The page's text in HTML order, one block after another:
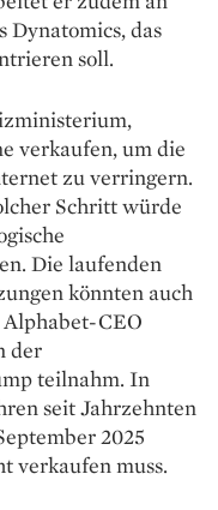
das
soll.
verkaufen, um die
zu verringern.
Schritt würde
Die laufenden
könnten auch
CEO
der
teilnahm. In
seit Jahrzehnten
2025
verkaufen muss.